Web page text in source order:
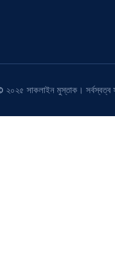
২০২৫ সাকলাইন মুস্তাক।